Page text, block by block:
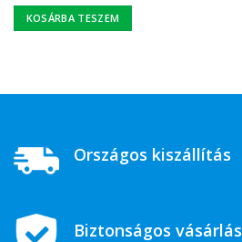
KOSÁRBA TESZEM
Országos kiszállítás
Biztonságos vásárlás